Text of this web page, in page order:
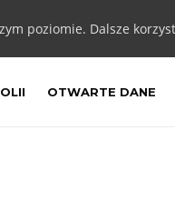
poziomie. Dalsze
OTWARTE DANE